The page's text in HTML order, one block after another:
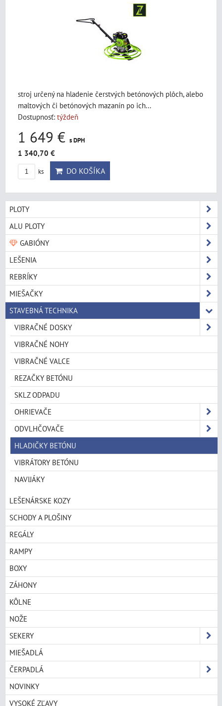
stroj určený na hladenie čerstvých betónových plôch, alebo
maltových či betónových mazanín po ich...
Dostupnosť: týždeň
1 649 € s DPH
1 340,70 €
ks DO KOŠÍKA
PLOTY
ALU PLOTY
GABIÓNY
LEŠENIA
REBRÍKY
MIEŠAČKY
STAVEBNÁ TECHNIKA
VIBRAČNÉ DOSKY
VIBRAČNÉ NOHY
VIBRAČNÉ VALCE
REZAČKY BETÓNU
SKLZ ODPADU
OHRIEVAČE
ODVLHČOVAČE
HLADIČKY BETÓNU
VIBRÁTORY BETÓNU
NAVIJÁKY
LEŠENÁRSKE KOZY
SCHODY A PLOŠINY
REGÁLY
RAMPY
BOXY
ZÁHONY
KÔLNE
NOŽE
SEKERY
MIEŠADLÁ
ČERPADLÁ
NOVINKY
VYSOKÉ ZĽAVY